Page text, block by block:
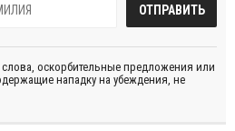
оскорбительные предложения или
нападку на убеждения, не